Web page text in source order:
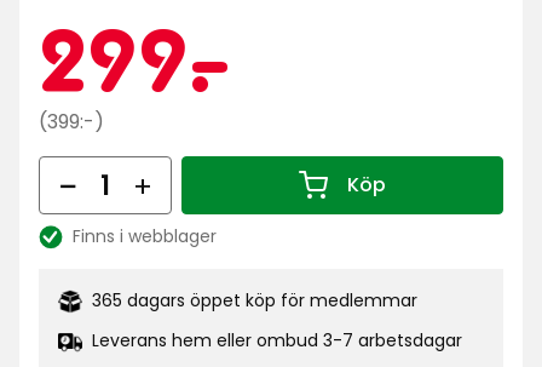
299-
.
kr
Ordinarie
pris
399
kr
(399:-)
Antal Köp
Antal 1
Lagersaldo:
Finns i webblager
365 dagars öppet köp för medlemmar
Leverans hem eller ombud 3-7 arbetsdagar